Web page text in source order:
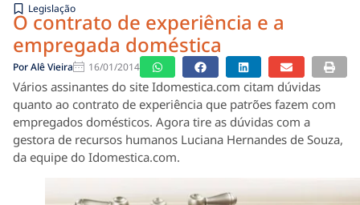
Legislação
O contrato de experiência e a
empregada doméstica
PorAlê Vieira 16/01/2014
Vários assinantes do site Idomestica.com citam dúvidas
quanto ao contrato de experiência que patrões fazem com
empregados domésticos. Agora tire as dúvidas com a
gestora de recursos humanos Luciana Hernandes de Souza,
da equipe do Idomestica.com.